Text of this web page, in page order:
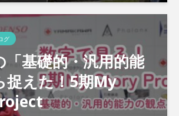
グ
「基礎的・汎用的能
捉えた！5期My